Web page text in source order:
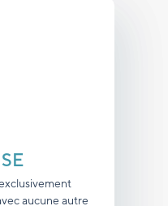
aucune autre